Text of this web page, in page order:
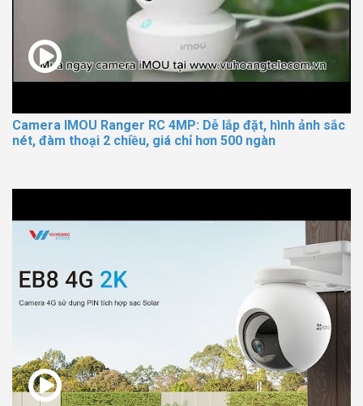
Camera IMOU Ranger RC 4MP: Dễ lắp đặt, hình ảnh sắc
nét, đàm thoại 2 chiều, giá chỉ hơn 500 ngàn